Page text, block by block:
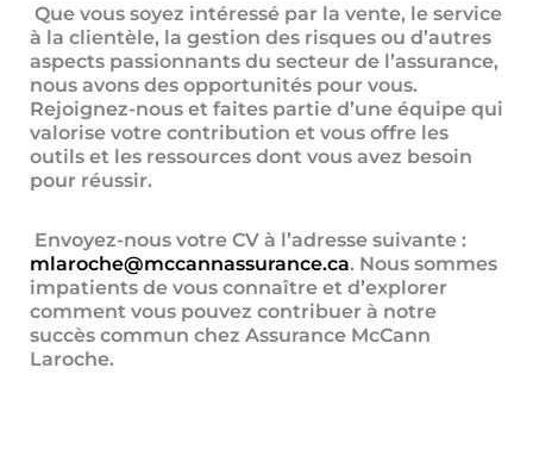
Que vous soyez intéressé par la vente, le service
à la clientèle, la gestion des risques ou d’autres
aspects passionnants du secteur de l’assurance,
nous avons des opportunités pour vous.
Rejoignez-nous et faites partie d’une équipe qui
valorise votre contribution et vous offre les
outils et les ressources dont vous avez besoin
pour réussir.
Envoyez-nous votre CV à l’adresse suivante :
mlaroche@mccannassurance.ca. Nous sommes
impatients de vous connaître et d’explorer
comment vous pouvez contribuer à notre
succès commun chez Assurance McCann
Laroche.